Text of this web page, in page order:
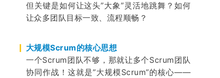
但关键是如何让这头”大象”灵活地跳舞？如何
让众多团队目标一致、流程顺畅？
大规模Scrum的核心思想
一个Scrum团队不够，那就让多个Scrum团队
协同作战！这就是”大规模Scrum”的核心——